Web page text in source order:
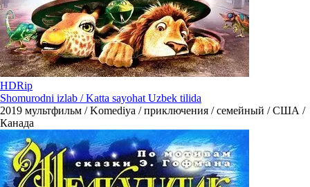
HDRip
Shomurodni izlab / Katta sayohat Uzbek tilida
2019 мультфильм / Komediya / приключения / семейный / США /
Канада